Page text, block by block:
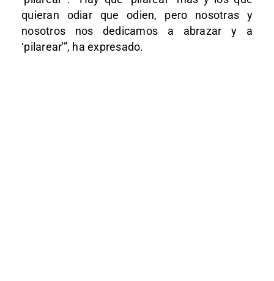
quieran odiar que odien, pero nosotras y
nosotros nos dedicamos a abrazar y a
‘pilarear'”, ha expresado.